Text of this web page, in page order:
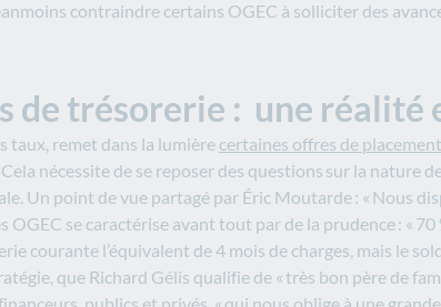
contraindre certains OGEC à solliciter des
de trésorerie : une réalité
taux, remet dans la lumière certaines offres de
nécessite de se reposer des questions sur la nature
Un point de vue partagé par Éric Moutarde : « Nous
OGEC se caractérise avant tout par de la prudence : «
courante l’équivalent de 4 mois de charges, mais le
que Richard Gélis qualifie de « très bon père de